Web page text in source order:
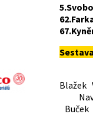
Blažek